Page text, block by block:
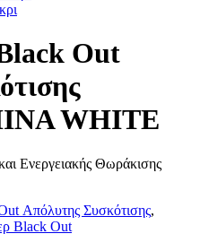
Out
WHITE
Ενεργειακής Θωράκισης
Απόλυτης Συσκότισης,
Black Out